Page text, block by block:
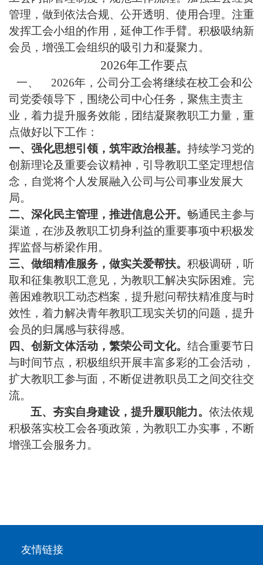
管理，做到依法合规、公开透明、使用合理。注重
发挥工会小组的作用，延伸工作手臂。积极吸纳新
会员，增强工会组织的吸引力和凝聚力。
2026年工作要点
一、
2026年，公司分工会将继续在校工会和公
司党委领导下，围绕公司中心任务，聚焦主责主
业，着力提升服务效能，团结凝聚教职工力量，重
点做好以下工作：
一、强化思想引领，筑牢政治根基。 持续学习党的
创新理论及重要会议精神，引导教职工坚定理想信
念，自觉将个人发展融入公司与公司事业发展大
局。
二、深化民主管理，推进信息公开。 畅通民主参与
渠道，在涉及教职工切身利益的重要事项中积极发
挥监督与桥梁作用。
三、做细精准服务，做实关爱帮扶。 积极调研，听
取和征集教职工意见，为教职工解决实际困难。完
善困难教职工动态档案，提升慰问帮扶精准度与时
效性，着力解决青年教职工现实关切的问题，提升
会员的归属感与获得感。
四、创新文体活动，繁荣公司文化。 结合重要节日
与时间节点，积极组织开展丰富多彩的工会活动，
扩大教职工参与面，不断促进教职员工之间交往交
流。
五、夯实自身建设，提升履职能力。依法依规
积极落实校工会各项政策，为教职工办实事，不断
增强工会服务力。
友情链接